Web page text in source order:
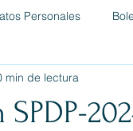
Personales
SPDP-
min de lectura